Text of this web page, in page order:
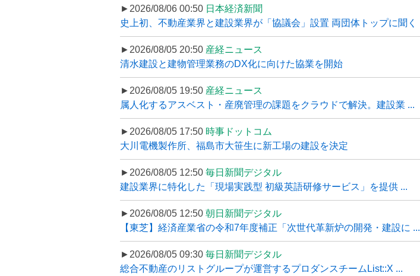
►2026/08/06 00:50 日本経済新聞
史上初、不動産業界と建設業界が「協議会」設置 両団体トップに聞く
►2026/08/05 20:50 産経ニュース
清水建設と建物管理業務のDX化に向けた協業を開始
►2026/08/05 19:50 産経ニュース
属人化するアスベスト・産廃管理の課題をクラウドで解決。建設業 ...
►2026/08/05 17:50 時事ドットコム
大川電機製作所、福島市大笹生に新工場の建設を決定
►2026/08/05 12:50 毎日新聞デジタル
建設業界に特化した「現場実践型 初級英語研修サービス」を提供 ...
►2026/08/05 12:50 朝日新聞デジタル
【東芝】経済産業省の令和7年度補正「次世代革新炉の開発・建設に ...
►2026/08/05 09:30 毎日新聞デジタル
総合不動産のリストグループが運営するプロダンスチームList::X ...